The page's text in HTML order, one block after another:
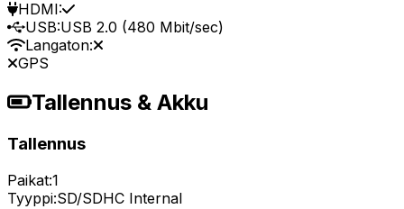
HDMI:
USB:USB 2.0 (480 Mbit/sec)
Langaton:
GPS
Tallennus & Akku
Tallennus
Paikat:1
Tyyppi:SD/SDHC Internal